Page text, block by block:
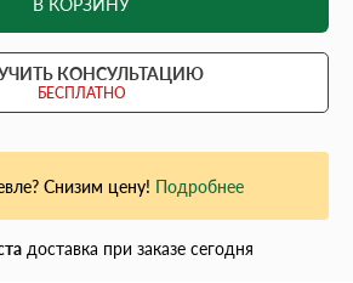
КОНСУЛЬТАЦИЮ
БЕСПЛАТНО
Снизим цену! Подробнее
доставка при заказе сегодня